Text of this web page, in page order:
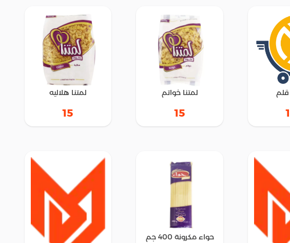
قلم لمتنا خواتم
15
لمتنا هلاليه
15
حواء مكرونة 400 جم